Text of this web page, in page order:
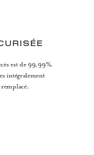
est de 99,99%.
intégralement